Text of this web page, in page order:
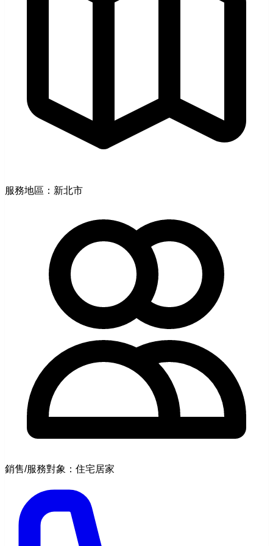
服務地區：新北市
銷售/服務對象：住宅居家